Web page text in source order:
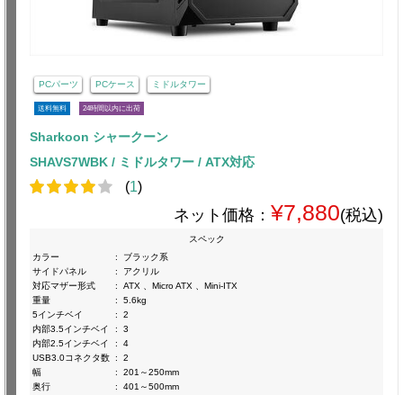
PCパーツ PCケース ミドルタワー
送料無料 24時間以内に出荷
Sharkoon シャークーン
SHAVS7WBK / ミドルタワー / ATX対応
(1)
ネット価格： ¥7,880(税込)
スペック
カラー
:
ブラック系
サイドパネル
:
アクリル
対応マザー形式
:
ATX 、Micro ATX 、Mini-ITX
重量
:
5.6kg
5インチベイ
:
2
内部3.5インチベイ
:
3
内部2.5インチベイ
:
4
USB3.0コネクタ数 :
2
幅
:
201～250mm
奥行
:
401～500mm